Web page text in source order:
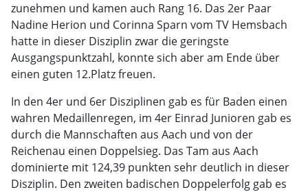
zunehmen und kamen auch Rang 16. Das 2er Paar
Nadine Herion und Corinna Sparn vom TV Hemsbach
hatte in dieser Disziplin zwar die geringste
Ausgangspunktzahl, konnte sich aber am Ende über
einen guten 12.Platz freuen.
In den 4er und 6er Disziplinen gab es für Baden einen
wahren Medaillenregen, im 4er Einrad Junioren gab es
durch die Mannschaften aus Aach und von der
Reichenau einen Doppelsieg. Das Tam aus Aach
dominierte mit 124,39 punkten sehr deutlich in dieser
Disziplin. Den zweiten badischen Doppelerfolg gab es